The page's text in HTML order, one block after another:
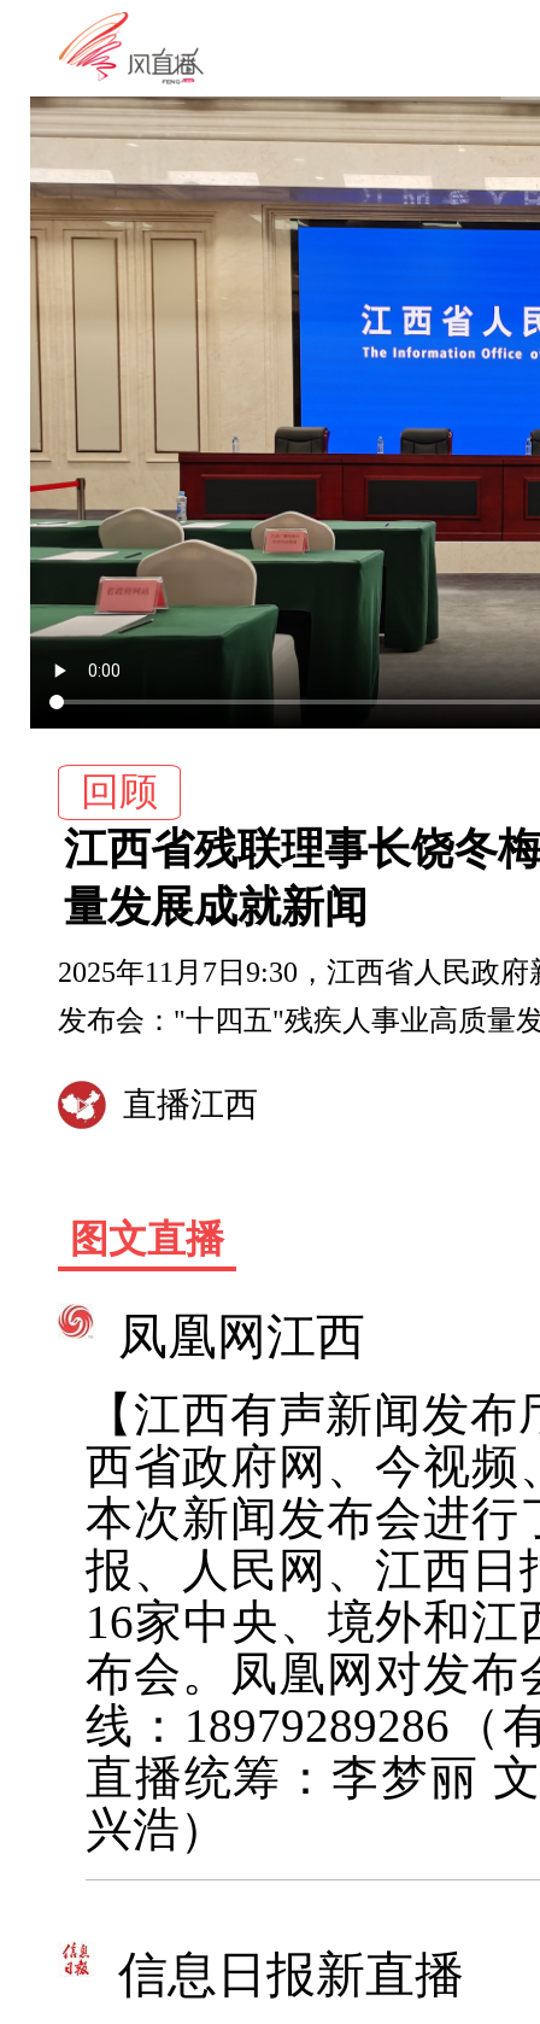
回顾
江西省残联理事长饶冬
量发展成就新闻
2025年11月7日9:30，江西省人民政
发布会："十四五"残疾人事业高质量
直播江西
图文直播
凤凰网江西
【江西有声新闻发
西省政府网、今视频
本次新闻发布会进行
报、人民网、江西日
16家中央、境外和
布会。凤凰网对发布
线：18979289286
直播统筹：李梦丽
兴浩）
信息日报新直播